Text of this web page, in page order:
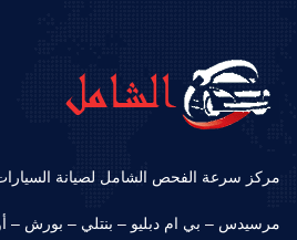
مركز سرعة الفحص الشامل لصيانة
مرسيدس – بي ام دبليو – بنتلي – بورش –